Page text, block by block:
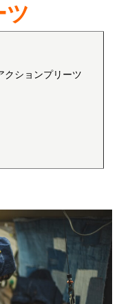
ツ
クションプリーツ